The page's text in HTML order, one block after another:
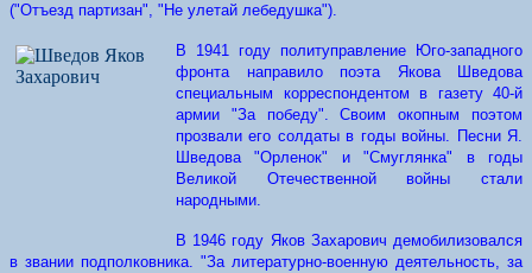
("Отъезд партизан", "Не улетай лебедушка").
В 1941 году политуправление Юго-западного
фронта направило поэта Якова Шведова
специальным корреспондентом в газету 40-й
армии "За победу". Своим окопным поэтом
прозвали его солдаты в годы войны. Песни Я.
Шведова "Орленок" и "Смуглянка" в годы
Великой Отечественной войны стали
народными.
В 1946 году Яков Захарович демобилизовался
в звании подполковника. "За литературно-военную деятельность, за